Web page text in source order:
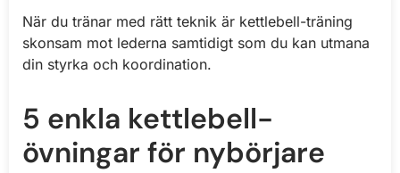
När du tränar med rätt teknik är kettlebell-träning
skonsam mot lederna samtidigt som du kan utmana
din styrka och koordination.
5 enkla kettlebell-
övningar för nybörjare